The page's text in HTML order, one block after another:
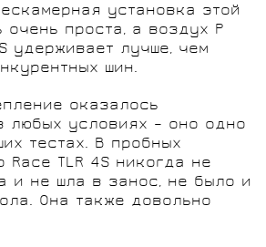
установка этой
очень проста, а воздух P
удерживает лучше, чем
шин.
оказалось
любых условиях – оно одно
тестах. В пробных
Race TLR 4S никогда не
и не шла в занос, не было и
Она также довольно